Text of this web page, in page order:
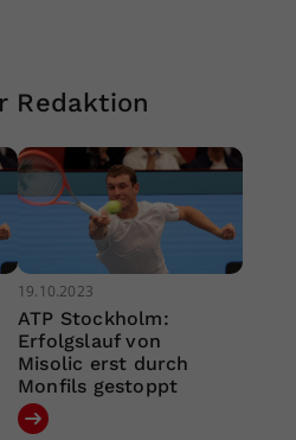
Redaktion
19.10.2023
ATP Stockholm:
Erfolgslauf von
Misolic erst durch
Monfils gestoppt